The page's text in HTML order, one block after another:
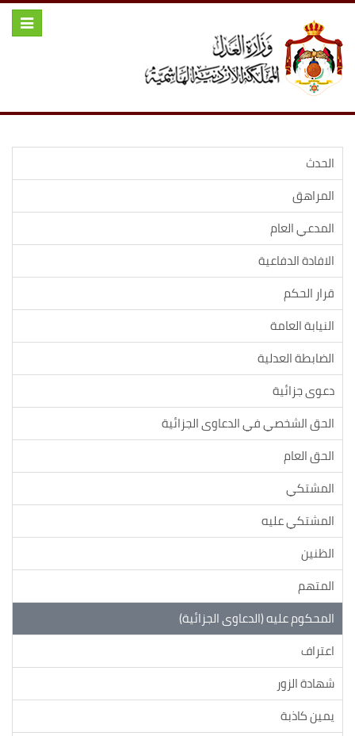
Toggle
الحدث
المراهق
المدعي العام
الافادة الدفاعية
قرار الحكم
النيابة العامة
الضابطة العدلية
دعوى جزائية
الحق الشخصي في الدعاوى الجزائية
الحق العام
المشتكي
المشتكي عليه
الظنين
المتهم
المحكوم عليه (الدعاوى الجزائية)
اعتراف
شهادة الزور
يمين كاذبة